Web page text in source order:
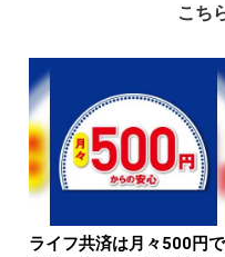
こち
ライフ共済は月々500円で